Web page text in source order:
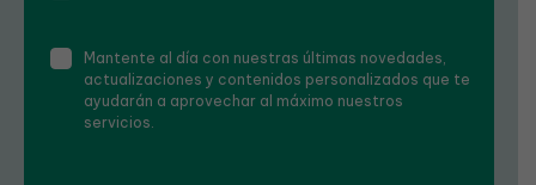
Mantente al día con nuestras últimas novedades,
actualizaciones y contenidos personalizados que te
ayudarán a aprovechar al máximo nuestros
servicios.